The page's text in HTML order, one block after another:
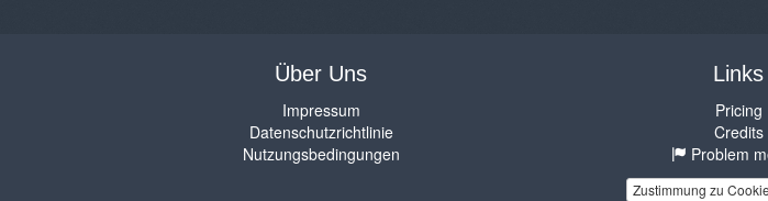
Über Uns
Impressum
Datenschutzrichtlinie
Nutzungsbedingungen
Links
Pricing
Credits
Problem
Zustimmung zu